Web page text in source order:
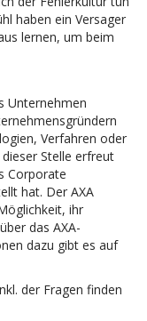
haben ein Versager
lernen, um beim
Unternehmen
Verfahren oder
Stelle erfreut
Corporate
hat. Der AXA
ihr
das AXA-
dazu gibt es auf
der Fragen finden